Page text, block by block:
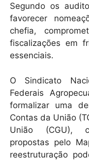
Segundo os
favorecer
chefia,
fiscalizações em
essenciais.
O Sindicato
Federais
formalizar uma
Contas da União
União (CGU),
propostas pelo
reestruturação